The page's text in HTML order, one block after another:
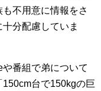
不用意に情報をさ
分配慮していま
番組で弟について
台で150kgの巨